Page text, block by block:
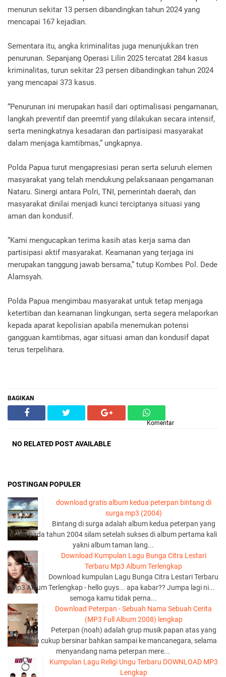
menurun sekitar 13 persen dibandingkan tahun 2024 yang
mencapai 167 kejadian.
Sementara itu, angka kriminalitas juga menunjukkan tren
penurunan. Sepanjang Operasi Lilin 2025 tercatat 284 kasus
kriminalitas, turun sekitar 23 persen dibandingkan tahun 2024
yang mencapai 373 kasus.
“Penurunan ini merupakan hasil dari optimalisasi pengamanan,
langkah preventif dan preemtif yang dilakukan secara intensif,
serta meningkatnya kesadaran dan partisipasi masyarakat
dalam menjaga kamtibmas,” ungkapnya.
Polda Papua turut mengapresiasi peran serta seluruh elemen
masyarakat yang telah mendukung pelaksanaan pengamanan
Nataru. Sinergi antara Polri, TNI, pemerintah daerah, dan
masyarakat dinilai menjadi kunci terciptanya situasi yang
aman dan kondusif.
“Kami mengucapkan terima kasih atas kerja sama dan
partisipasi aktif masyarakat. Keamanan yang terjaga ini
merupakan tanggung jawab bersama,” tutup Kombes Pol. Dede
Alamsyah.
Polda Papua mengimbau masyarakat untuk tetap menjaga
ketertiban dan keamanan lingkungan, serta segera melaporkan
kepada aparat kepolisian apabila menemukan potensi
gangguan kamtibmas, agar situasi aman dan kondusif dapat
terus terpelihara.
BAGIKAN
Komentar
NO RELATED POST AVAILABLE
POSTINGAN POPULER
download gratis album kedua peterpan bintang di
surga mp3 (2004)
Bintang di surga adalah album kedua peterpan yang
di rilis pada tahun 2004 silam setelah sukses di album pertama kali
yakni album taman lang...
Download Kumpulan Lagu Bunga Citra Lestari
Terbaru Mp3 Album Terlengkap
Download kumpulan Lagu Bunga Citra Lestari Terbaru
Mp3 Album Terlengkap - hello guys... apa kabar?? Jumpa lagi ni...
semoga kamu tidak perna...
Download Peterpan - Sebuah Nama Sebuah Cerita
(MP3 Full Album 2008) lengkap
Peterpan (noah) adalah grup musik papan atas yang
namanya cukup bersinar bahkan sampai ke mancanegara, selama
menyandang nama peterpan mere...
Kumpulan Lagu Religi Ungu Terbaru DOWNLOAD MP3
Lengkap